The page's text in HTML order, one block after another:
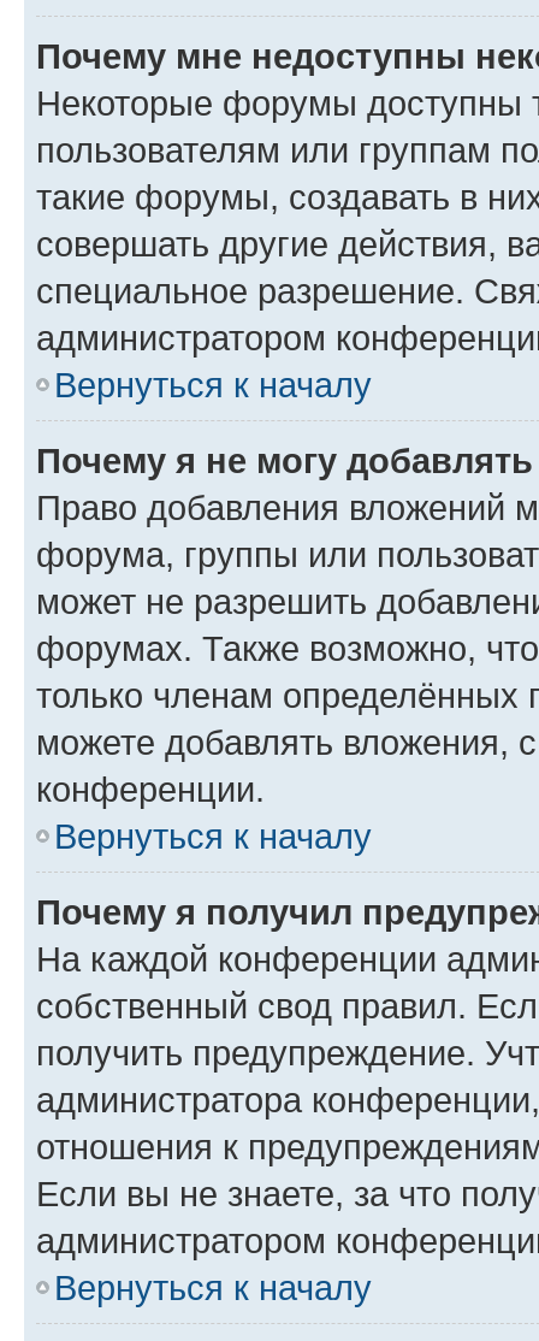
Почему мне недоступны
Некоторые форумы доступны
пользователям или группам
такие форумы, создавать в
совершать другие действия,
специальное разрешение.
администратором
Вернуться к началу
Почему я не могу
Право добавления вложений
форума, группы или
может не разрешить
форумах. Также возможно,
только членам определённых
можете добавлять вложения,
конференции.
Вернуться к началу
Почему я получил
На каждой конференции
собственный свод правил.
получить предупреждение.
администратора
отношения к
Если вы не знаете, за что
администратором
Вернуться к началу